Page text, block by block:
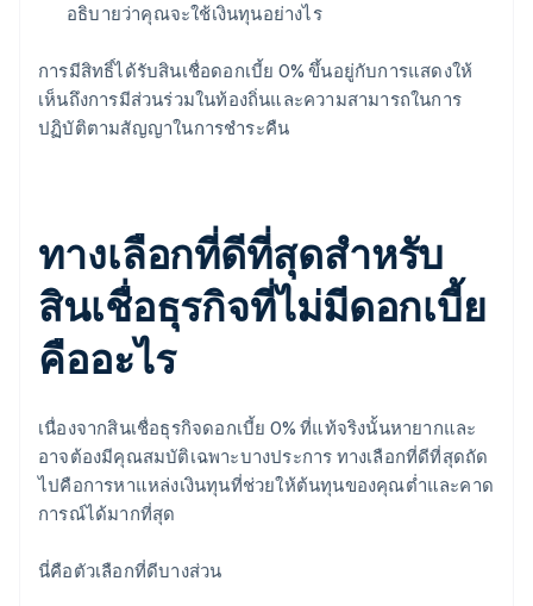
อธิบายว่าคุณจะใช้เงินทุนอย่างไร
การมีสิทธิ์ได้รับสินเชื่อดอกเบี้ย 0% ขึ้นอยู่กับการแสดงให้
เห็นถึงการมีส่วนร่วมในท้องถิ่นและความสามารถในการ
ปฏิบัติตามสัญญาในการชำระคืน
ทางเลือกที่ดีที่สุดสำหรับ
สินเชื่อธุรกิจที่ไม่มีดอกเบี้ย
คืออะไร
เนื่องจากสินเชื่อธุรกิจดอกเบี้ย 0% ที่แท้จริงนั้นหายากและ
อาจต้องมีคุณสมบัติเฉพาะบางประการ ทางเลือกที่ดีที่สุดถัด
ไปคือการหาแหล่งเงินทุนที่ช่วยให้ต้นทุนของคุณต่ำและคาด
การณ์ได้มากที่สุด
นี่คือตัวเลือกที่ดีบางส่วน